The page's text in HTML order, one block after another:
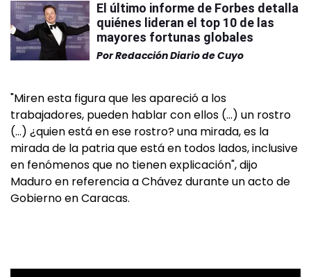
El último informe de Forbes detalla
quiénes lideran el top 10 de las
mayores fortunas globales
PorRedacción Diario de Cuyo
"Miren esta figura que les apareció a los
trabajadores, pueden hablar con ellos (…) un rostro
(…) ¿quien está en ese rostro? una mirada, es la
mirada de la patria que está en todos lados, inclusive
en fenómenos que no tienen explicación", dijo
Maduro en referencia a Chávez durante un acto de
Gobierno en Caracas.